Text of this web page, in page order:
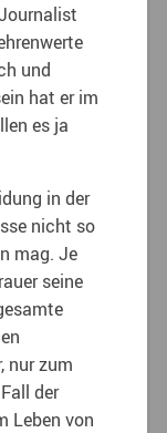
und
hat er im
es ja
in der
nicht so
mag. Je
seine
nur zum
der
Leben von